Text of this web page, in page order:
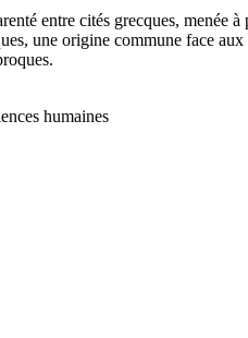
entre cités grecques, menée
une origine commune face
humaines